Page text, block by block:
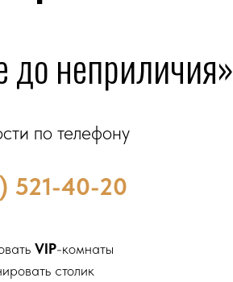
неприличия»
по телефону
521-40-20
VIP-комнаты
столик